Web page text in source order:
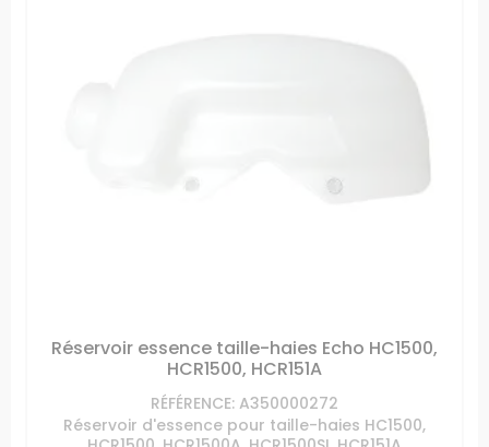
Réservoir essence taille-haies Echo HC1500,
HCR1500, HCR151A
RÉFÉRENCE: A350000272
Réservoir d'essence pour taille-haies HC1500,